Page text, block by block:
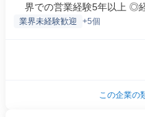
界での営業経験5年以上 ◎経
業界未経験歓迎 +5個
この企業の